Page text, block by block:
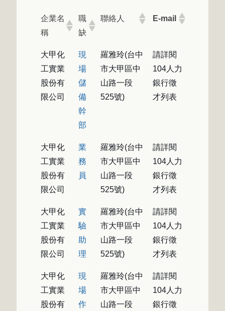
企業名
稱
職
缺
聯絡人 E-mail
大甲化
工實業
股份有
限公司
現
場
儲
備
幹
部
羅雅玲(台中
市大甲區中
山路一段
525號)
請詳閱
104人力
銀行徵
才列表
大甲化
工實業
股份有
限公司
業
務
員
羅雅玲(台中
市大甲區中
山路一段
525號)
請詳閱
104人力
銀行徵
才列表
大甲化
工實業
股份有
限公司
實
驗
助
理
羅雅玲(台中
市大甲區中
山路一段
525號)
請詳閱
104人力
銀行徵
才列表
大甲化
工實業
股份有
現
場
作
羅雅玲(台中
市大甲區中
山路一段
請詳閱
104人力
銀行徵